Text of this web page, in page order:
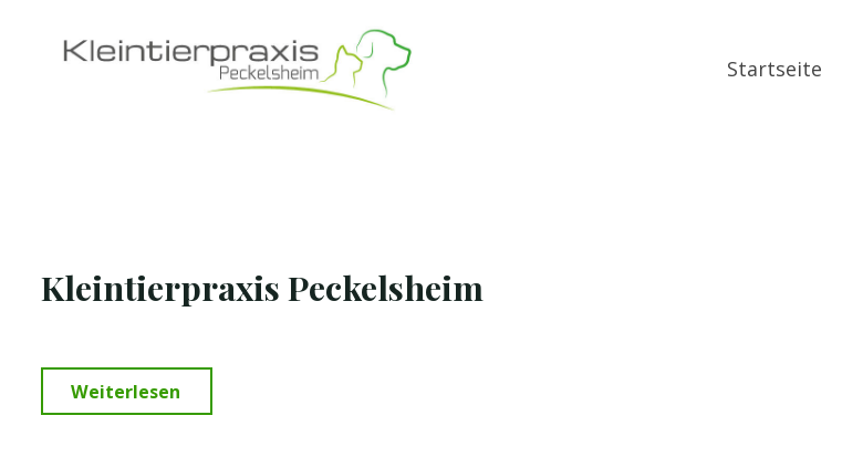
Startseite
Kleintierpraxis Peckelsheim
Weiterlesen